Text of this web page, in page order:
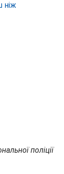
ніж
поліції